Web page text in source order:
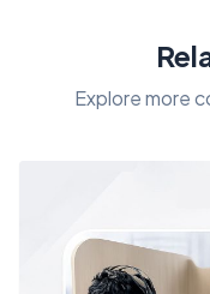
Explore more